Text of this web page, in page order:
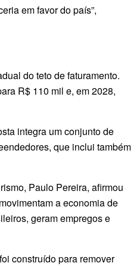
em favor do país”,
do teto de faturamento.
R$ 110 mil e, em 2028,
integra um conjunto de
que inclui também
Paulo Pereira, afirmou
a economia de
geram empregos e
construído para remover